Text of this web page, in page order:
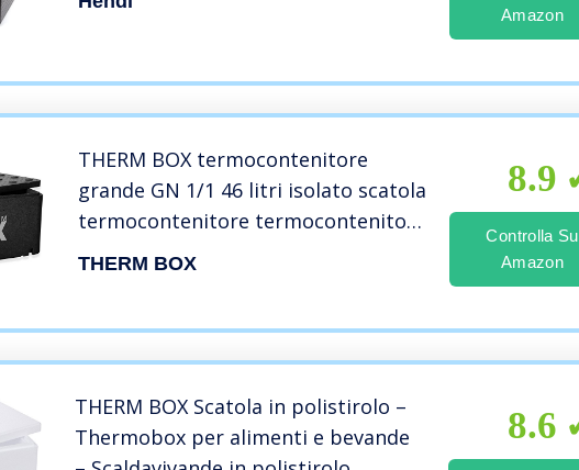
Amazon
THERM BOX termocontenitore
grande GN 1/1 46 litri isolato scatola
termocontenitore termocontenitore
mantenere caldo box cool box box
THERM BOX
8.9
Controlla Su
Amazon
THERM BOX Scatola in polistirolo –
Thermobox per alimenti e bevande
8.6